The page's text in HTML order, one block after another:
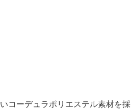
コーデュラポリエステル素材を採